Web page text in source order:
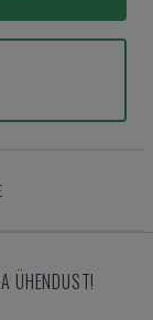
ÜHENDUST!